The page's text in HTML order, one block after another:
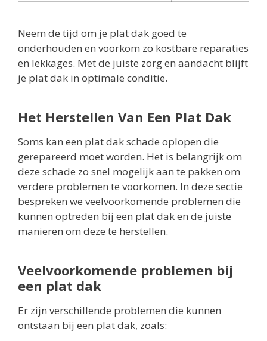
Neem de tijd om je plat dak goed te
onderhouden en voorkom zo kostbare reparaties
en lekkages. Met de juiste zorg en aandacht blijft
je plat dak in optimale conditie.
Het Herstellen Van Een Plat Dak
Soms kan een plat dak schade oplopen die
gerepareerd moet worden. Het is belangrijk om
deze schade zo snel mogelijk aan te pakken om
verdere problemen te voorkomen. In deze sectie
bespreken we veelvoorkomende problemen die
kunnen optreden bij een plat dak en de juiste
manieren om deze te herstellen.
Veelvoorkomende problemen bij
een plat dak
Er zijn verschillende problemen die kunnen
ontstaan bij een plat dak, zoals: